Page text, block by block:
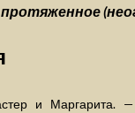
протяженное
и Маргарита.